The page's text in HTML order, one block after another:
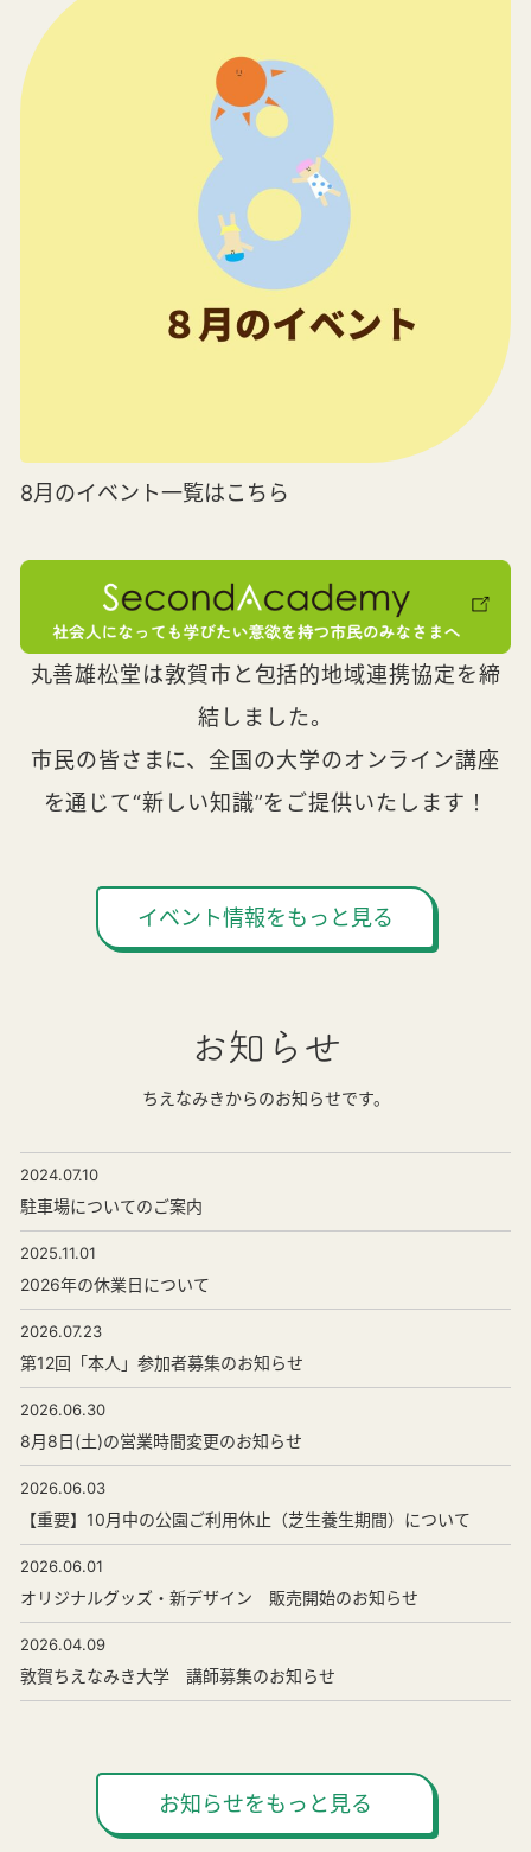
8月のイベント一覧はこちら
丸善雄松堂は敦賀市と包括的地域連携協定を締
結しました。
市民の皆さまに、全国の大学のオンライン講座
を通じて“新しい知識”をご提供いたします！
イベント情報をもっと見る
お知らせ
ちえなみきからのお知らせです。
2024.07.10
駐車場についてのご案内
2025.11.01
2026年の休業日について
2026.07.23
第12回「本人」参加者募集のお知らせ
2026.06.30
8月8日(土)の営業時間変更のお知らせ
2026.06.03
【重要】10月中の公園ご利用休止（芝生養生期間）について
2026.06.01
オリジナルグッズ・新デザイン 販売開始のお知らせ
2026.04.09
敦賀ちえなみき大学 講師募集のお知らせ
お知らせをもっと見る